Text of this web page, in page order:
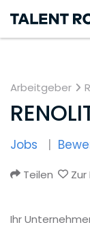
Arbeitgeber
Jobs
Teilen
Ihr